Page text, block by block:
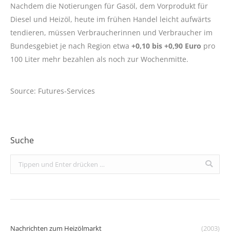
Nachdem die Notierungen für Gasöl, dem Vorprodukt für
Diesel und Heizöl, heute im frühen Handel leicht aufwärts
tendieren, müssen Verbraucherinnen und Verbraucher im
Bundesgebiet je nach Region etwa +0,10 bis +0,90 Euro pro
100 Liter mehr bezahlen als noch zur Wochenmitte.
Source: Futures-Services
Suche
Search:
Nachrichten zum Heizölmarkt
(2003)